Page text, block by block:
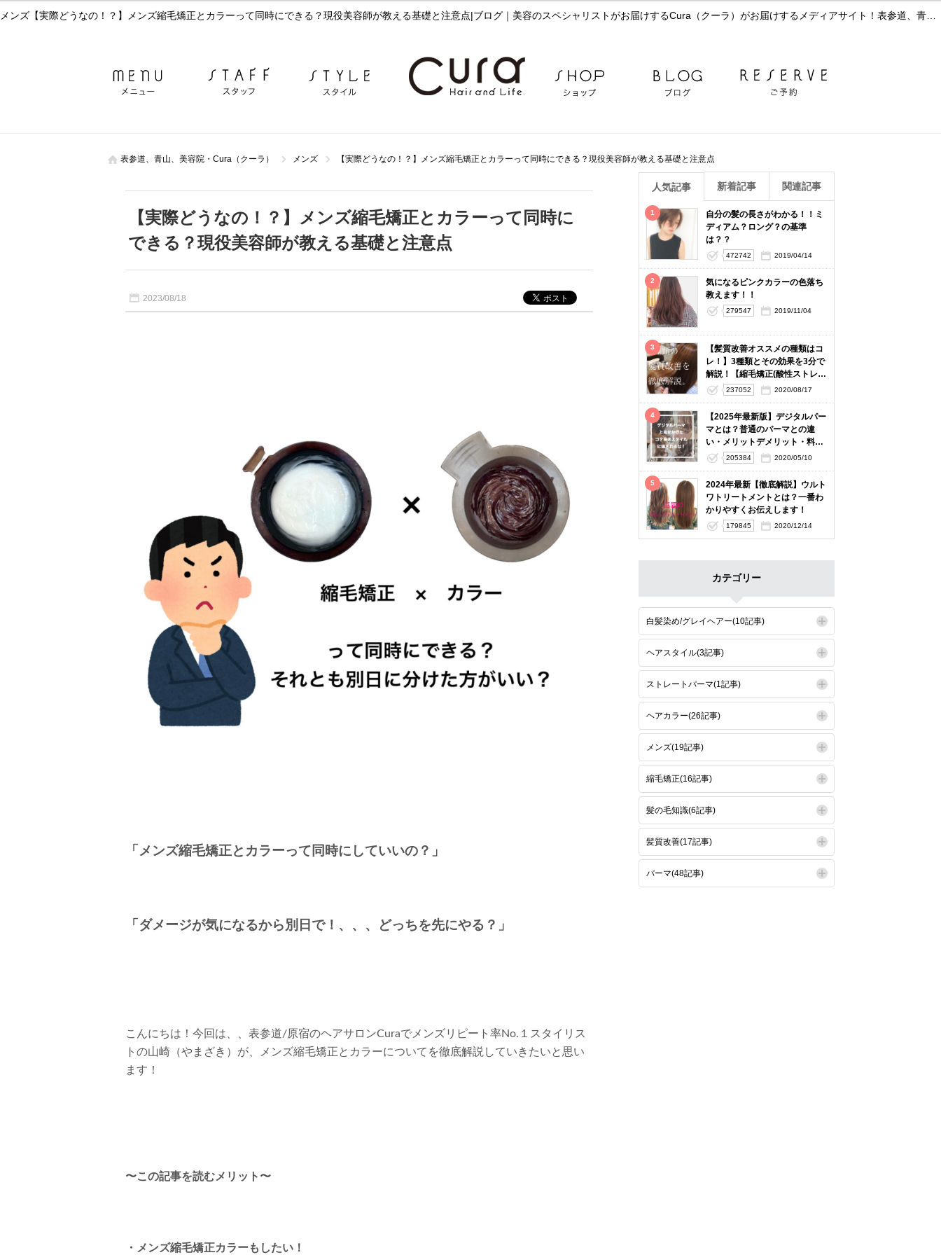
表参道、青山、美容院・Cura（クーラ） メンズ 【実際どうなの！？】メンズ縮毛矯正とカラーって同時にできる？現役美容師が教える基礎と注意点
【実際どうなの！？】メンズ縮毛矯正とカラーって同時に
できる？現役美容師が教える基礎と注意点
2023/08/18
「メンズ縮毛矯正とカラーって同時にしていいの？」
「ダメージが気になるから別日で！、、、どっちを先にやる？」
こんにちは！今回は、、表参道/原宿のヘアサロンCuraでメンズリピート率No.１スタイリス
トの山崎（やまざき）が、メンズ縮毛矯正とカラーについてを徹底解説していきたいと思い
ます！
〜この記事を読むメリット〜
・メンズ縮毛矯正カラーもしたい！
人気記事 新着記事 関連記事
1
自分の髪の長さがわかる！！ミ
ディアム？ロング？の基準
は？？
472742 2019/04/14
2
気になるピンクカラーの色落ち
教えます！！
279547 2019/11/04
3
【髪質改善オススメの種類はコ
レ！】3種類とその効果を3分で
解説！【縮毛矯正(酸性ストレー
ト)・酸熱トリートメント】
237052 2020/08/17
4
【2025年最新版】デジタルパー
マとは？普通のパーマとの違
い・メリットデメリット・料金
相場を徹底解説
205384 2020/05/10
5
2024年最新【徹底解説】ウルト
ワトリートメントとは？一番わ
かりやすくお伝えします！
179845 2020/12/14
カテゴリー
白髪染め/グレイヘアー(10記事)
ヘアスタイル(3記事)
ストレートパーマ(1記事)
ヘアカラー(26記事)
メンズ(19記事)
縮毛矯正(16記事)
髪の毛知識(6記事)
髪質改善(17記事)
パーマ(48記事)